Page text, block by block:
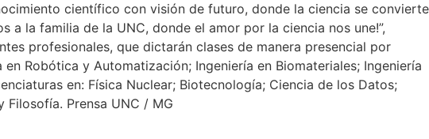
científico con visión de futuro, donde la ciencia se convierte
a la familia de la UNC, donde el amor por la ciencia nos une!”,
profesionales, que dictarán clases de manera presencial por
Robótica y Automatización; Ingeniería en Biomateriales; Ingeniería
en: Física Nuclear; Biotecnología; Ciencia de los Datos;
Prensa UNC / MG